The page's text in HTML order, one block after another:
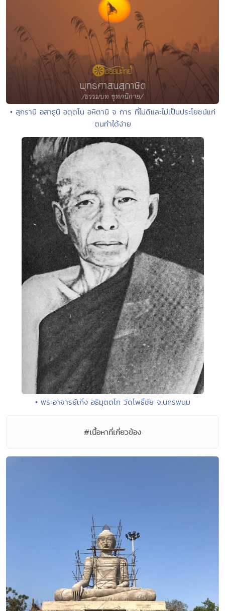
• สุกรานิ อสาธูนิ อตฺตโน อหิตานิ จ การ ที่ไม่ดีและไม่เป็นประโยชน์แก่
ตนทำได้ง่าย
• พระอาจารย์เกิ่ง อธิมุตตโก วัดโพธิ์ชัย จ.นครพนม
#เนื้อหาที่เกี่ยวข้อง